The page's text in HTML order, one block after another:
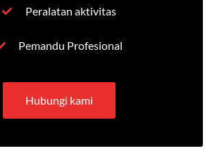
Peralatan aktivitas
Pemandu Profesional
Hubungi kami